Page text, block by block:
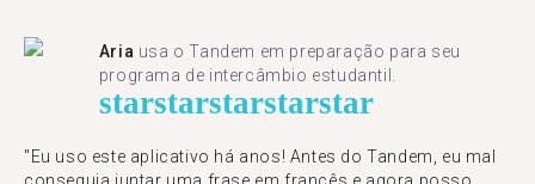
Aria usa o Tandem em preparação para seu
programa de intercâmbio estudantil.
starstarstarstarstar
"​​Eu uso este aplicativo há anos! Antes do Tandem, eu mal